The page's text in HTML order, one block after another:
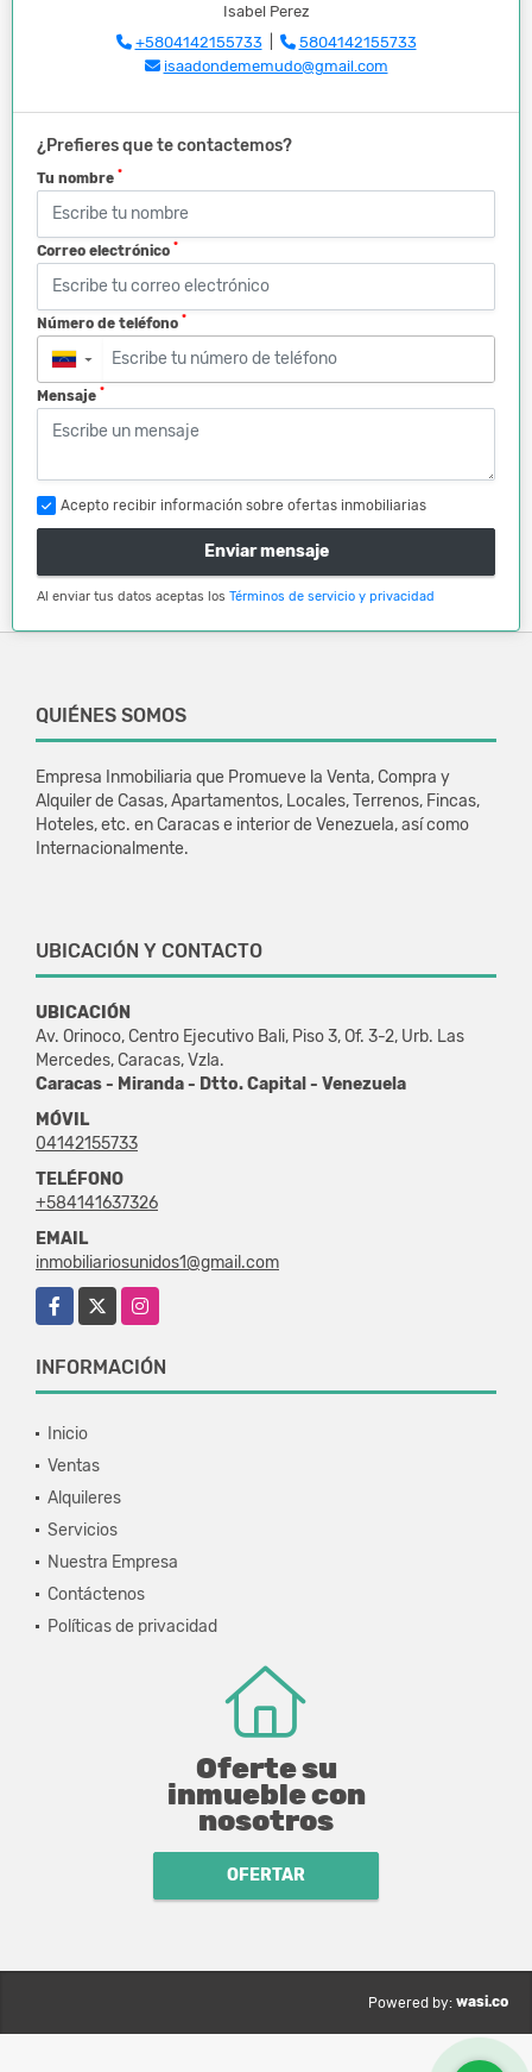
Isabel Perez
+5804142155733|
5804142155733
isaadondememudo@gmail.com
¿Prefieres que te contactemos?
Tu nombre *
Correo electrónico *
Número de teléfono *
▼
Mensaje *
Acepto recibir información sobre ofertas inmobiliarias
Enviar mensaje
Al enviar tus datos aceptas los Términos de servicio y privacidad
QUIÉNES SOMOS
Empresa Inmobiliaria que Promueve la Venta, Compra y
Alquiler de Casas, Apartamentos, Locales, Terrenos, Fincas,
Hoteles, etc. en Caracas e interior de Venezuela, así como
Internacionalmente.
UBICACIÓN Y CONTACTO
UBICACIÓN
Av. Orinoco, Centro Ejecutivo Bali, Piso 3, Of. 3-2, Urb. Las
Mercedes, Caracas, Vzla.
Caracas - Miranda - Dtto. Capital - Venezuela
MÓVIL
04142155733
TELÉFONO
+584141637326
EMAIL
inmobiliariosunidos1@gmail.com
Facebook
Instagram
INFORMACIÓN
Inicio
Ventas
Alquileres
Servicios
Nuestra Empresa
Contáctenos
Políticas de privacidad
Oferte su
inmueble con
nosotros
OFERTAR
Powered by: wasi.co